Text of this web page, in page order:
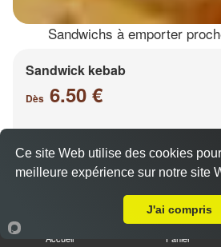
Sandwichs à emporter
Sandwick kebab
Dès 6.50 €
Salade, tomates, oignons, chou,
Accueil Panier
Ce site Web utilise des cookies
meilleure expérience sur notre site
J'ai compris